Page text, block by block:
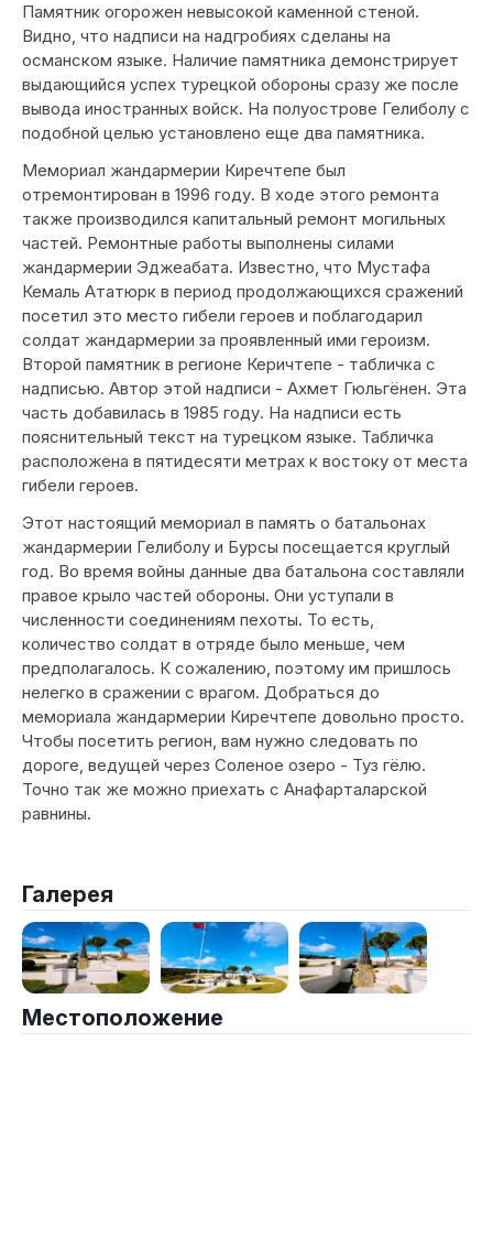
Памятник огорожен невысокой каменной стеной.
Видно, что надписи на надгробиях сделаны на
османском языке. Наличие памятника демонстрирует
выдающийся успех турецкой обороны сразу же после
вывода иностранных войск. На полуострове Гелиболу с
подобной целью установлено еще два памятника.
Мемориал жандармерии Киречтепе был
отремонтирован в 1996 году. В ходе этого ремонта
также производился капитальный ремонт могильных
частей. Ремонтные работы выполнены силами
жандармерии Эджеабата. Известно, что Мустафа
Кемаль Ататюрк в период продолжающихся сражений
посетил это место гибели героев и поблагодарил
солдат жандармерии за проявленный ими героизм.
Второй памятник в регионе Керичтепе - табличка с
надписью. Автор этой надписи - Ахмет Гюльгёнен. Эта
часть добавилась в 1985 году. На надписи есть
пояснительный текст на турецком языке. Табличка
расположена в пятидесяти метрах к востоку от места
гибели героев.
Этот настоящий мемориал в память о батальонах
жандармерии Гелиболу и Бурсы посещается круглый
год. Во время войны данные два батальона составляли
правое крыло частей обороны. Они уступали в
численности соединениям пехоты. То есть,
количество солдат в отряде было меньше, чем
предполагалось. К сожалению, поэтому им пришлось
нелегко в сражении с врагом. Добраться до
мемориала жандармерии Киречтепе довольно просто.
Чтобы посетить регион, вам нужно следовать по
дороге, ведущей через Соленое озеро - Туз гёлю.
Точно так же можно приехать с Анафарталарской
равнины.
Галерея
Местоположение